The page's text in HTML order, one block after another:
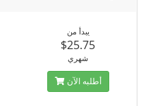
يبدأ من
$25.75
شهري
أطلبه الآن